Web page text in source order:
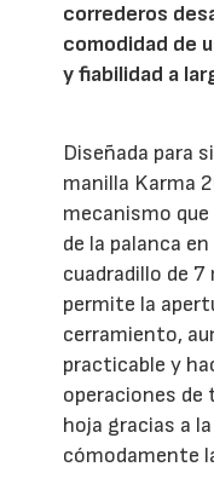
correderos
comodidad de
y fiabilidad a
Diseñada para
manilla Karma
mecanismo
de la palanca
cuadradillo de
permite la
cerramiento,
practicable y
operaciones
hoja gracias a
cómodamente